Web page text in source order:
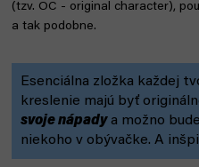
(tzv. OC - original character),
a tak podobne.
Esenciálna zložka každej
kreslenie majú byť
svoje nápadya možno
niekoho v obývačke. A